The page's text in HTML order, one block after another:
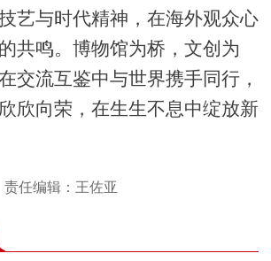
艺与时代精神，在海外观众心
共鸣。博物馆为桥，文创为
交流互鉴中与世界携手同行，
欣向荣，在生生不息中绽放新
责任编辑：王佐亚